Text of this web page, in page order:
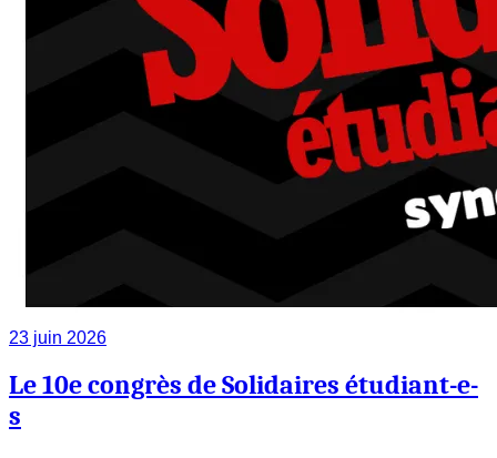
23 juin 2026
Le 10e congrès de Solidaires étudiant-e-
s